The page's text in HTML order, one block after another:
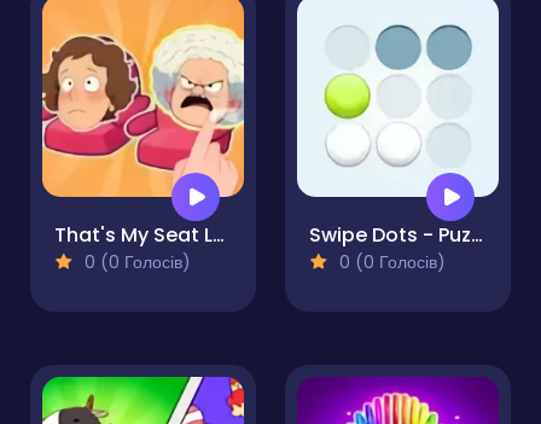
That's My Seat Logic Puzzle
0 (0 Голосів)
Swipe Dots - Puzzle
0 (0 Голосів)